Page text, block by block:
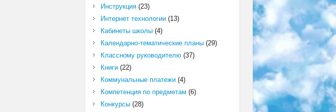
Инструкция(23)
Интернет технологии(13)
Кабинеты школы(4)
Календарно-тематические планы(29)
Классному руководителю(37)
Книги(22)
Коммунальные платежи(4)
Компетенция по предметам (6)
Конкурсы(28)